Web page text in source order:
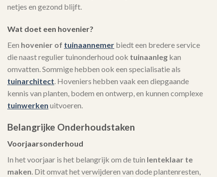
netjes en gezond blijft.
Wat doet een hovenier?
Een hovenier of tuinaannemer biedt een bredere service
die naast regulier tuinonderhoud ook tuinaanleg kan
omvatten. Sommige hebben ook een specialisatie als
tuinarchitect. Hoveniers hebben vaak een diepgaande
kennis van planten, bodem en ontwerp, en kunnen complexe
tuinwerken uitvoeren.
Belangrijke Onderhoudstaken
Voorjaarsonderhoud
In het voorjaar is het belangrijk om de tuin lenteklaar te
maken. Dit omvat het verwijderen van dode plantenresten,